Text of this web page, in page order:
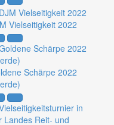
Vielseitigkeit 2022
Schärpe 2022